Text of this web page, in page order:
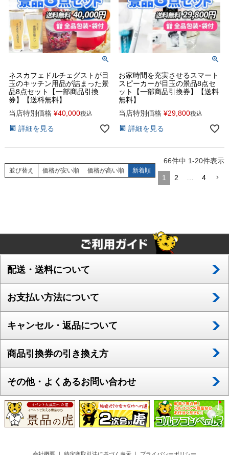
ネスカフェドルチェグストが目
玉のキッチン用品が詰まった景
品8点セット【一部商品引換
券】【送料無料】
当店特別価格 ¥40,000税込
詳細を見る
お家時間を充実させるスマート
スピーカーが目玉の景品8点セ
ット【一部商品引換券】【送料
無料】
当店特別価格 ¥29,800税込
詳細を見る
並び替え 価格が安い順 価格が高い順 新着順
66件中 1-20件表示
1 2 4
配送・送料について
お支払い方法について
キャンセル・返品について
商品引換券の引き換え方
その他・よくあるお問い合わせ